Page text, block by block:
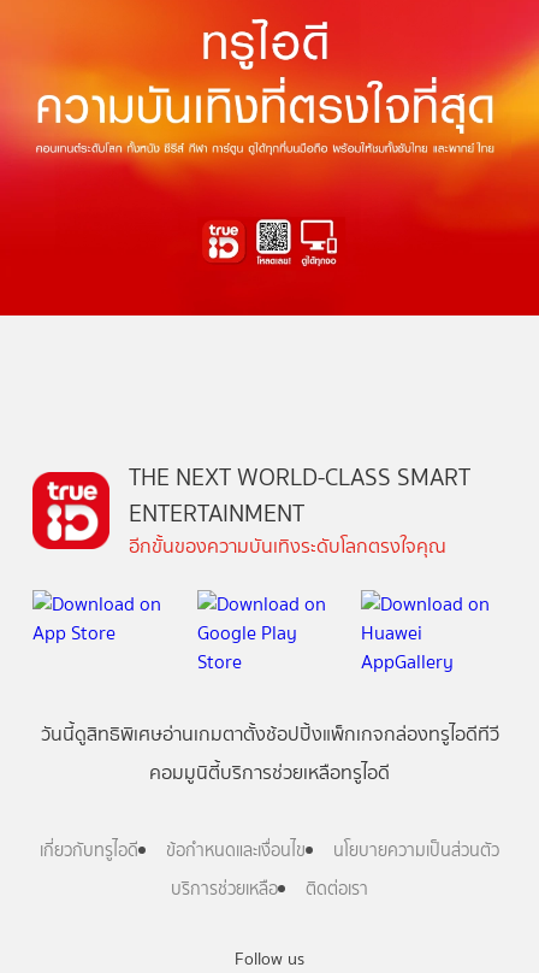
Follow us
THE NEXT WORLD-CLASS SMART
ENTERTAINMENT
อีกขั้นของความบันเทิงระดับโลกตรงใจคุณ
วันนี้ดูสิทธิพิเศษอ่านเกมตาตั้งช้อปปิ้งแพ็กเกจกล่องทรูไอดีทีวี
คอมมูนิตี้บริการช่วยเหลือทรูไอดี
เกี่ยวกับทรูไอดี ข้อกำหนดและเงื่อนไข
นโยบายความเป็นส่วนตัว
บริการช่วยเหลือ
ติดต่อเรา